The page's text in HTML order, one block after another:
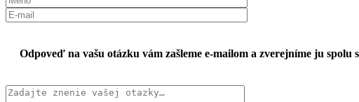
Odpoveď na vašu otázku vám zašleme e-mailom a zverejníme ju spolu